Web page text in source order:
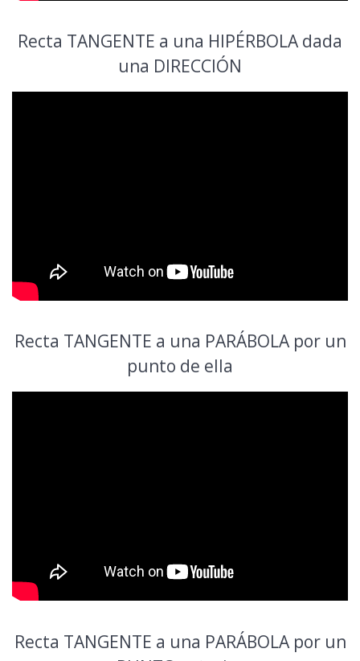
Recta TANGENTE a una HIPÉRBOLA dada
una DIRECCIÓN
Recta TANGENTE a una PARÁBOLA por un
punto de ella
Recta TANGENTE a una PARÁBOLA por un